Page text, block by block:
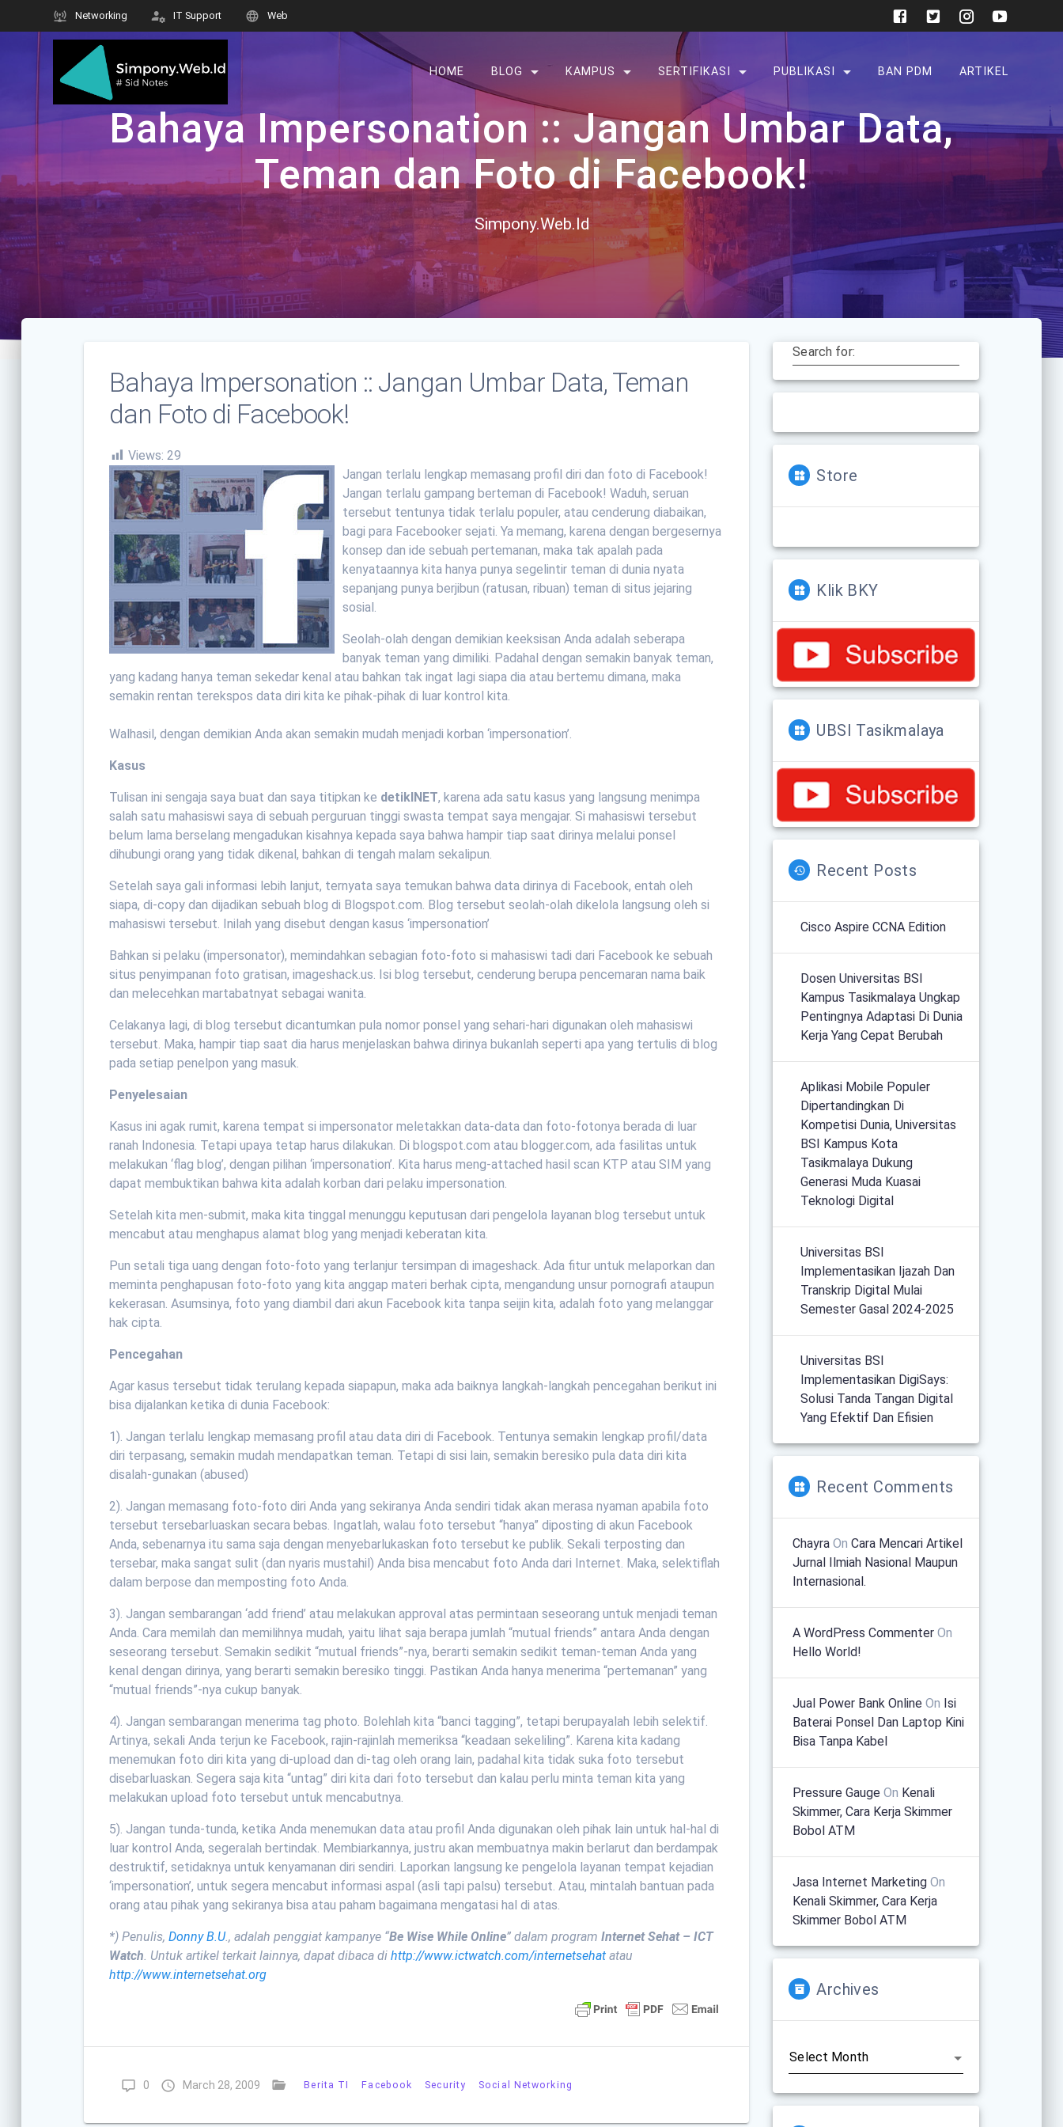
content
Networking IT Support Web
HOME BLOG KAMPUS SERTIFIKASI PUBLIKASI BAN PDM ARTIKEL
Bahaya Impersonation :: Jangan Umbar Data,
Teman dan Foto di Facebook!
Simpony.Web.Id
Bahaya Impersonation :: Jangan Umbar Data, Teman
dan Foto di Facebook!
Views: 29
Jangan terlalu lengkap memasang profil diri dan foto di Facebook!
Jangan terlalu gampang berteman di Facebook! Waduh, seruan
tersebut tentunya tidak terlalu populer, atau cenderung diabaikan,
bagi para Facebooker sejati. Ya memang, karena dengan bergesernya
konsep dan ide sebuah pertemanan, maka tak apalah pada
kenyataannya kita hanya punya segelintir teman di dunia nyata
sepanjang punya berjibun (ratusan, ribuan) teman di situs jejaring
sosial.
Seolah-olah dengan demikian keeksisan Anda adalah seberapa
banyak teman yang dimiliki. Padahal dengan semakin banyak teman,
yang kadang hanya teman sekedar kenal atau bahkan tak ingat lagi siapa dia atau bertemu dimana, maka
semakin rentan terekspos data diri kita ke pihak-pihak di luar kontrol kita.
Walhasil, dengan demikian Anda akan semakin mudah menjadi korban ‘impersonation’.
Kasus
Tulisan ini sengaja saya buat dan saya titipkan ke detikINET, karena ada satu kasus yang langsung menimpa
salah satu mahasiswi saya di sebuah perguruan tinggi swasta tempat saya mengajar. Si mahasiswi tersebut
belum lama berselang mengadukan kisahnya kepada saya bahwa hampir tiap saat dirinya melalui ponsel
dihubungi orang yang tidak dikenal, bahkan di tengah malam sekalipun.
Setelah saya gali informasi lebih lanjut, ternyata saya temukan bahwa data dirinya di Facebook, entah oleh
siapa, di-copy dan dijadikan sebuah blog di Blogspot.com. Blog tersebut seolah-olah dikelola langsung oleh si
mahasiswi tersebut. Inilah yang disebut dengan kasus ‘impersonation’
Bahkan si pelaku (impersonator), memindahkan sebagian foto-foto si mahasiswi tadi dari Facebook ke sebuah
situs penyimpanan foto gratisan, imageshack.us. Isi blog tersebut, cenderung berupa pencemaran nama baik
dan melecehkan martabatnyat sebagai wanita.
Celakanya lagi, di blog tersebut dicantumkan pula nomor ponsel yang sehari-hari digunakan oleh mahasiswi
tersebut. Maka, hampir tiap saat dia harus menjelaskan bahwa dirinya bukanlah seperti apa yang tertulis di blog
pada setiap penelpon yang masuk.
Penyelesaian
Kasus ini agak rumit, karena tempat si impersonator meletakkan data-data dan foto-fotonya berada di luar
ranah Indonesia. Tetapi upaya tetap harus dilakukan. Di blogspot.com atau blogger.com, ada fasilitas untuk
melakukan ‘flag blog’, dengan pilihan ‘impersonation’. Kita harus meng-attached hasil scan KTP atau SIM yang
dapat membuktikan bahwa kita adalah korban dari pelaku impersonation.
Setelah kita men-submit, maka kita tinggal menunggu keputusan dari pengelola layanan blog tersebut untuk
mencabut atau menghapus alamat blog yang menjadi keberatan kita.
Pun setali tiga uang dengan foto-foto yang terlanjur tersimpan di imageshack. Ada fitur untuk melaporkan dan
meminta penghapusan foto-foto yang kita anggap materi berhak cipta, mengandung unsur pornografi ataupun
kekerasan. Asumsinya, foto yang diambil dari akun Facebook kita tanpa seijin kita, adalah foto yang melanggar
hak cipta.
Pencegahan
Agar kasus tersebut tidak terulang kepada siapapun, maka ada baiknya langkah-langkah pencegahan berikut ini
bisa dijalankan ketika di dunia Facebook:
1). Jangan terlalu lengkap memasang profil atau data diri di Facebook. Tentunya semakin lengkap profil/data
diri terpasang, semakin mudah mendapatkan teman. Tetapi di sisi lain, semakin beresiko pula data diri kita
disalah-gunakan (abused)
2). Jangan memasang foto-foto diri Anda yang sekiranya Anda sendiri tidak akan merasa nyaman apabila foto
tersebut tersebarluaskan secara bebas. Ingatlah, walau foto tersebut “hanya” diposting di akun Facebook
Anda, sebenarnya itu sama saja dengan menyebarlukaskan foto tersebut ke publik. Sekali terposting dan
tersebar, maka sangat sulit (dan nyaris mustahil) Anda bisa mencabut foto Anda dari Internet. Maka, selektiflah
dalam berpose dan memposting foto Anda.
3). Jangan sembarangan ‘add friend’ atau melakukan approval atas permintaan seseorang untuk menjadi teman
Anda. Cara memilah dan memilihnya mudah, yaitu lihat saja berapa jumlah “mutual friends” antara Anda dengan
seseorang tersebut. Semakin sedikit “mutual friends”-nya, berarti semakin sedikit teman-teman Anda yang
kenal dengan dirinya, yang berarti semakin beresiko tinggi. Pastikan Anda hanya menerima “pertemanan” yang
“mutual friends”-nya cukup banyak.
4). Jangan sembarangan menerima tag photo. Bolehlah kita “banci tagging”, tetapi berupayalah lebih selektif.
Artinya, sekali Anda terjun ke Facebook, rajin-rajinlah memeriksa “keadaan sekeliling”. Karena kita kadang
menemukan foto diri kita yang di-upload dan di-tag oleh orang lain, padahal kita tidak suka foto tersebut
disebarluaskan. Segera saja kita “untag” diri kita dari foto tersebut dan kalau perlu minta teman kita yang
melakukan upload foto tersebut untuk mencabutnya.
5). Jangan tunda-tunda, ketika Anda menemukan data atau profil Anda digunakan oleh pihak lain untuk hal-hal di
luar kontrol Anda, segeralah bertindak. Membiarkannya, justru akan membuatnya makin berlarut dan berdampak
destruktif, setidaknya untuk kenyamanan diri sendiri. Laporkan langsung ke pengelola layanan tempat kejadian
‘impersonation’, untuk segera mencabut informasi aspal (asli tapi palsu) tersebut. Atau, mintalah bantuan pada
orang atau pihak yang sekiranya bisa atau paham bagaimana mengatasi hal di atas.
*) Penulis,Donny B.U., adalah penggiat kampanye “Be Wise While Online” dalam programInternet Sehat – ICT
Watch . Untuk artikel terkait lainnya, dapat dibaca dihttp://www.ictwatch.com/internetsehat atau
http://www.internetsehat.org
0 March 28, 2009 Berita TI Facebook Security Social Networking
Search for:
Store
Klik BKY
UBSI Tasikmalaya
Recent Posts
Cisco Aspire CCNA Edition
Dosen Universitas BSI
Kampus Tasikmalaya Ungkap
Pentingnya Adaptasi Di Dunia
Kerja Yang Cepat Berubah
Aplikasi Mobile Populer
Dipertandingkan Di
Kompetisi Dunia, Universitas
BSI Kampus Kota
Tasikmalaya Dukung
Generasi Muda Kuasai
Teknologi Digital
Universitas BSI
Implementasikan Ijazah Dan
Transkrip Digital Mulai
Semester Gasal 2024-2025
Universitas BSI
Implementasikan DigiSays:
Solusi Tanda Tangan Digital
Yang Efektif Dan Efisien
Recent Comments
Chayra OnCara Mencari Artikel
Jurnal Ilmiah Nasional Maupun
Internasional.
A WordPress Commenter On
Hello World!
Jual Power Bank Online On Isi
Baterai Ponsel Dan Laptop Kini
Bisa Tanpa Kabel
Pressure Gauge On Kenali
Skimmer, Cara Kerja Skimmer
Bobol ATM
Jasa Internet Marketing On
Kenali Skimmer, Cara Kerja
Skimmer Bobol ATM
Archives